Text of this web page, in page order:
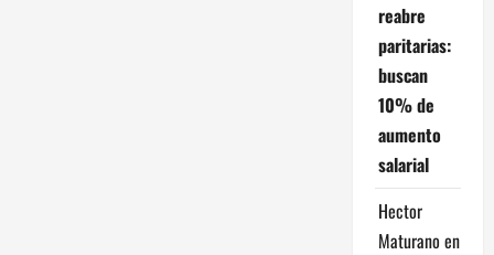
reabre
paritarias:
buscan
10% de
aumento
salarial
Hector
Maturano en